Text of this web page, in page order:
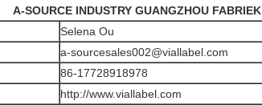
A-SOURCE INDUSTRY GUANGZHOU FABRIEK
Selena Ou
a-sourcesales002@viallabel.com
86-17728918978
http://www.viallabel.com